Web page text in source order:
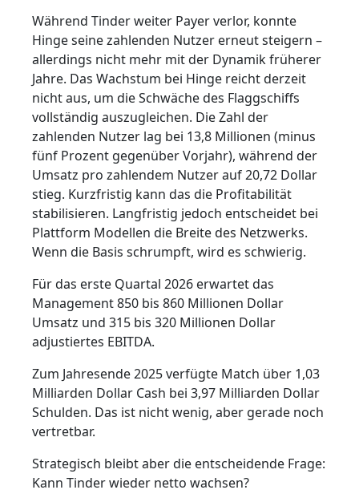
Während Tinder weiter Payer verlor, konnte
Hinge seine zahlenden Nutzer erneut steigern –
allerdings nicht mehr mit der Dynamik früherer
Jahre. Das Wachstum bei Hinge reicht derzeit
nicht aus, um die Schwäche des Flaggschiffs
vollständig auszugleichen. Die Zahl der
zahlenden Nutzer lag bei 13,8 Millionen (minus
fünf Prozent gegenüber Vorjahr), während der
Umsatz pro zahlendem Nutzer auf 20,72 Dollar
stieg. Kurzfristig kann das die Profitabilität
stabilisieren. Langfristig jedoch entscheidet bei
Plattform Modellen die Breite des Netzwerks.
Wenn die Basis schrumpft, wird es schwierig.
Für das erste Quartal 2026 erwartet das
Management 850 bis 860 Millionen Dollar
Umsatz und 315 bis 320 Millionen Dollar
adjustiertes EBITDA.
Zum Jahresende 2025 verfügte Match über 1,03
Milliarden Dollar Cash bei 3,97 Milliarden Dollar
Schulden. Das ist nicht wenig, aber gerade noch
vertretbar.
Strategisch bleibt aber die entscheidende Frage:
Kann Tinder wieder netto wachsen?